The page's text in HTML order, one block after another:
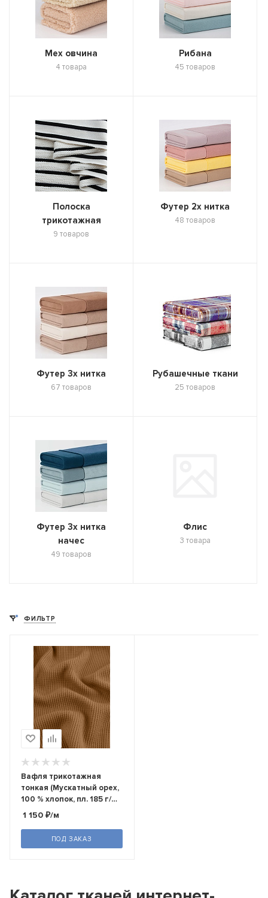
Мех овчина
4 товара
Рибана
45 товаров
Полоска
трикотажная
9 товаров
Футер 2х нитка
48 товаров
Футер 3х нитка
67 товаров
Рубашечные ткани
25 товаров
Футер 3х нитка
начес
49 товаров
Флис
3 товара
ФИЛЬТР
Вафля трикотажная
тонкая (Мускатный орех,
100 % хлопок, пл. 185 г/
м2, шир.180 см)
1 150 ₽/м
ПОД ЗАКАЗ